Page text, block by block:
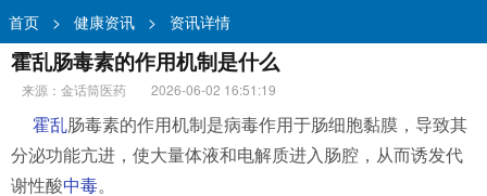
首页 > 健康资讯 > 资讯详情
霍乱肠毒素的作用机制是什么
来源：金话筒医药
2026-06-02 16:51:19
霍乱肠毒素的作用机制是病毒作用于肠细胞黏膜，导致其
分泌功能亢进，使大量体液和电解质进入肠腔，从而诱发代
谢性酸中毒。